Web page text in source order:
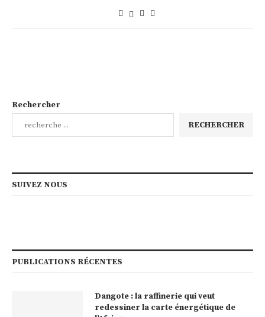
Rechercher
RECHERCHER
SUIVEZ NOUS
PUBLICATIONS RÉCENTES
Dangote : la raffinerie qui veut
redessiner la carte énergétique de